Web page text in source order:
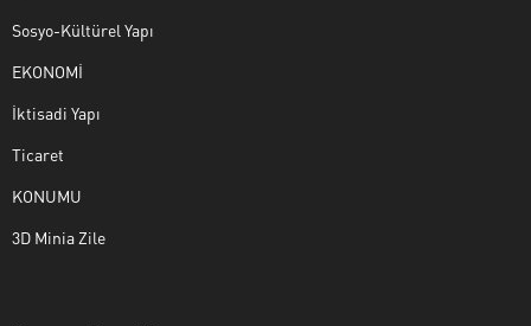
Sosyo-Kültürel Yapı
EKONOMİ
İktisadi Yapı
Ticaret
KONUMU
3D Minia Zile